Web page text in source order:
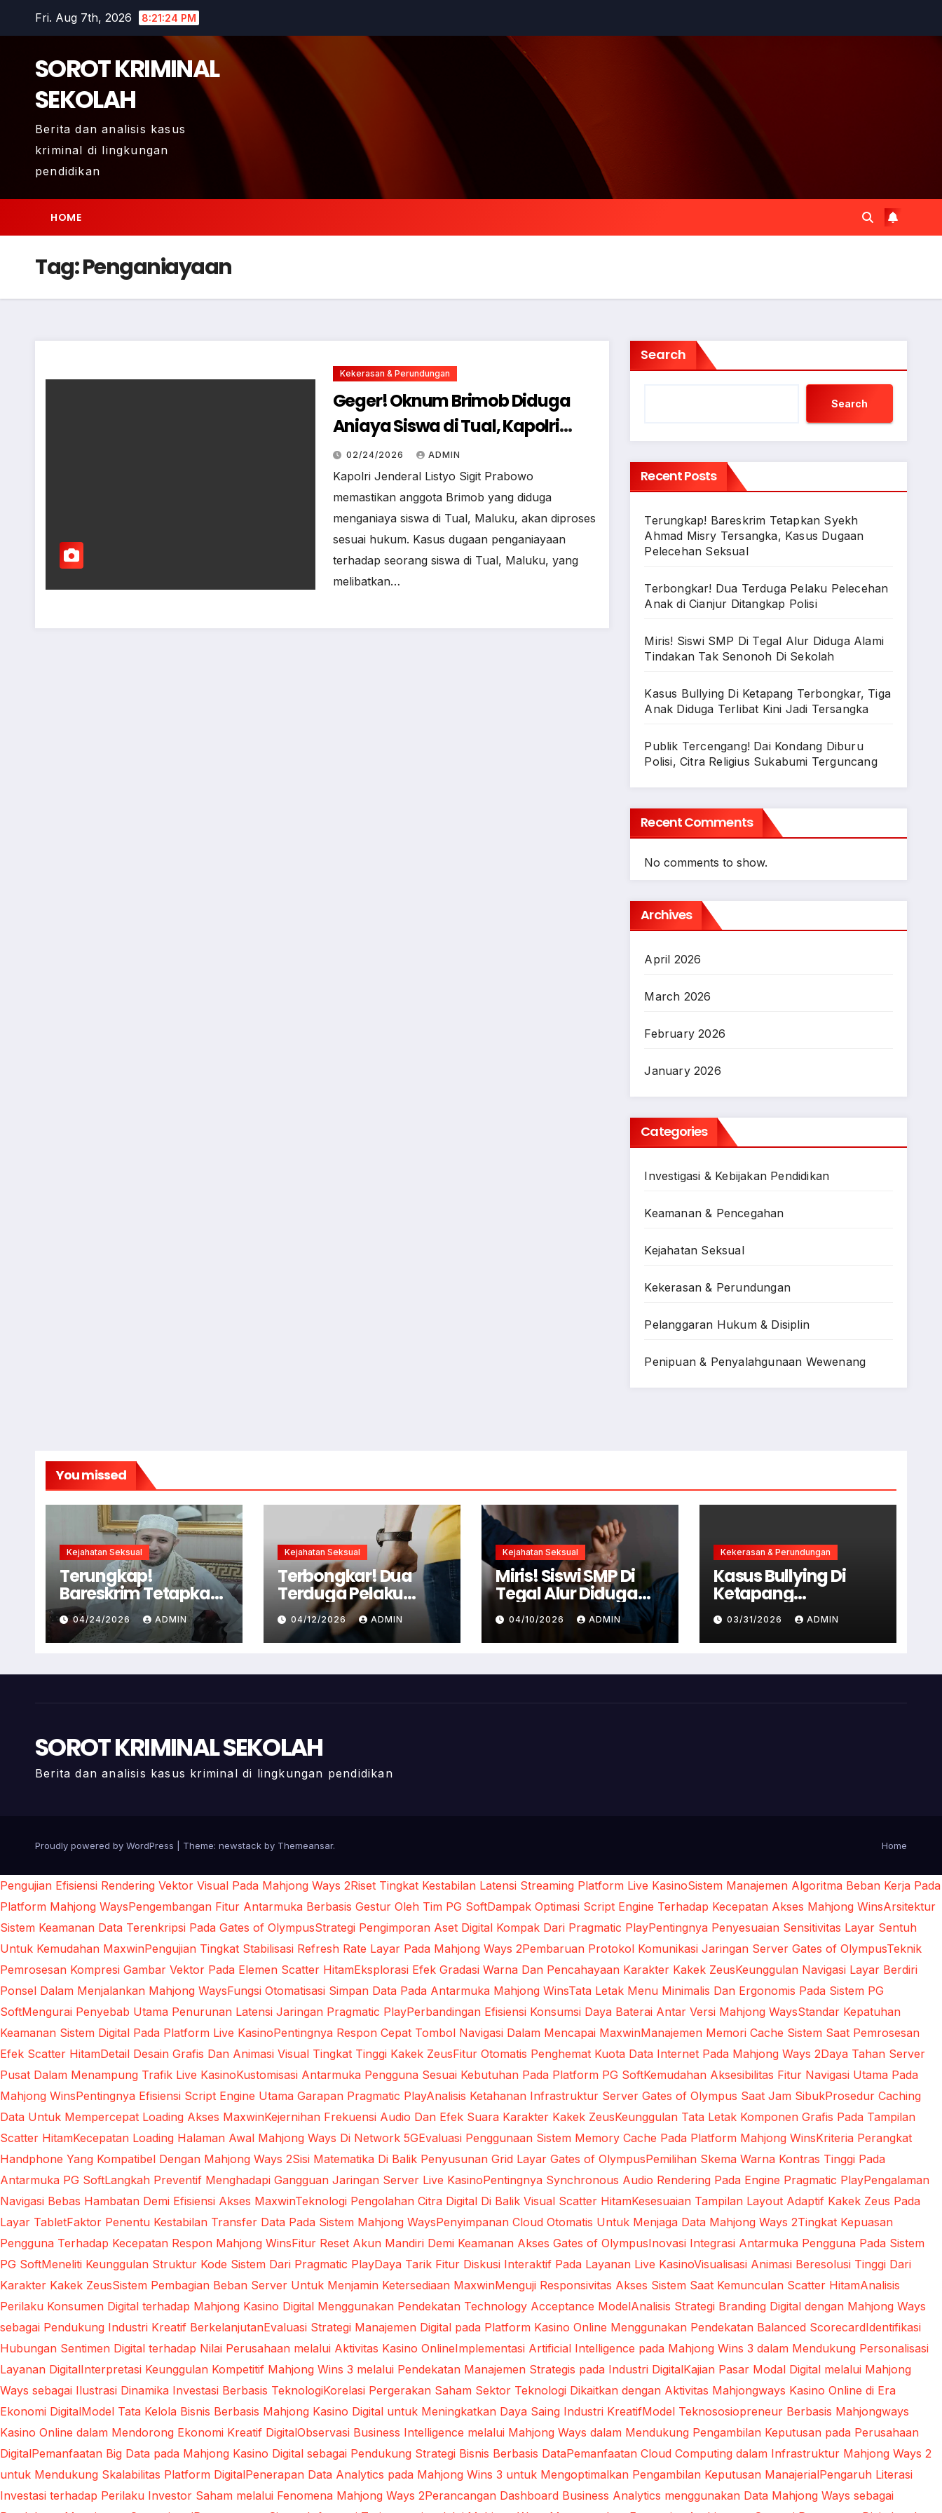
Fri. Aug 7th, 2026 8:21:25 PM
SOROT KRIMINAL
SEKOLAH
Berita dan analisis kasus
kriminal di lingkungan
pendidikan
HOME
Tag:Penganiayaan
Kekerasan & Perundungan
Geger! Oknum Brimob Diduga
Aniaya Siswa di Tual, Kapolri
Turun Tangan
02/24/2026 ADMIN
Kapolri Jenderal Listyo Sigit Prabowo
memastikan anggota Brimob yang diduga
menganiaya siswa di Tual, Maluku, akan diproses
sesuai hukum. Kasus dugaan penganiayaan
terhadap seorang siswa di Tual, Maluku, yang
melibatkan…
Search
Search
Recent Posts
Terungkap! Bareskrim Tetapkan Syekh
Ahmad Misry Tersangka, Kasus Dugaan
Pelecehan Seksual
Terbongkar! Dua Terduga Pelaku Pelecehan
Anak di Cianjur Ditangkap Polisi
Miris! Siswi SMP Di Tegal Alur Diduga Alami
Tindakan Tak Senonoh Di Sekolah
Kasus Bullying Di Ketapang Terbongkar, Tiga
Anak Diduga Terlibat Kini Jadi Tersangka
Publik Tercengang! Dai Kondang Diburu
Polisi, Citra Religius Sukabumi Terguncang
Recent Comments
No comments to show.
Archives
April 2026
March 2026
February 2026
January 2026
Categories
Investigasi & Kebijakan Pendidikan
Keamanan & Pencegahan
Kejahatan Seksual
Kekerasan & Perundungan
Pelanggaran Hukum & Disiplin
Penipuan & Penyalahgunaan Wewenang
You missed
Kejahatan Seksual
Terungkap!
Bareskrim Tetapkan
Syekh Ahmad Misry
Tersangka, Kasus
Dugaan Pelecehan
04/24/2026 ADMIN
Kejahatan Seksual
Terbongkar! Dua
Terduga Pelaku
Pelecehan Anak di
Cianjur Ditangkap
Polisi
04/12/2026 ADMIN
Kejahatan Seksual
Miris! Siswi SMP Di
Tegal Alur Diduga
Alami Tindakan Tak
Senonoh Di Sekolah
04/10/2026 ADMIN
Kekerasan & Perundungan
Kasus Bullying Di
Ketapang
Terbongkar, Tiga
Anak Diduga Terlibat
Kini Jadi Tersangka
03/31/2026 ADMIN
SOROT KRIMINAL SEKOLAH
Berita dan analisis kasus kriminal di lingkungan pendidikan
Proudly powered by WordPress Theme: newstack by Themeansar. Home
Pengujian Efisiensi Rendering Vektor Visual Pada Mahjong Ways 2Riset Tingkat Kestabilan Latensi Streaming Platform Live KasinoSistem Manajemen Algoritma Beban Kerja Pada
Platform Mahjong WaysPengembangan Fitur Antarmuka Berbasis Gestur Oleh Tim PG SoftDampak Optimasi Script Engine Terhadap Kecepatan Akses Mahjong WinsArsitektur
Sistem Keamanan Data Terenkripsi Pada Gates of OlympusStrategi Pengimporan Aset Digital Kompak Dari Pragmatic PlayPentingnya Penyesuaian Sensitivitas Layar Sentuh
Untuk Kemudahan MaxwinPengujian Tingkat Stabilisasi Refresh Rate Layar Pada Mahjong Ways 2Pembaruan Protokol Komunikasi Jaringan Server Gates of OlympusTeknik
Pemrosesan Kompresi Gambar Vektor Pada Elemen Scatter HitamEksplorasi Efek Gradasi Warna Dan Pencahayaan Karakter Kakek ZeusKeunggulan Navigasi Layar Berdiri
Ponsel Dalam Menjalankan Mahjong WaysFungsi Otomatisasi Simpan Data Pada Antarmuka Mahjong WinsTata Letak Menu Minimalis Dan Ergonomis Pada Sistem PG
SoftMengurai Penyebab Utama Penurunan Latensi Jaringan Pragmatic PlayPerbandingan Efisiensi Konsumsi Daya Baterai Antar Versi Mahjong WaysStandar Kepatuhan
Keamanan Sistem Digital Pada Platform Live KasinoPentingnya Respon Cepat Tombol Navigasi Dalam Mencapai MaxwinManajemen Memori Cache Sistem Saat Pemrosesan
Efek Scatter HitamDetail Desain Grafis Dan Animasi Visual Tingkat Tinggi Kakek ZeusFitur Otomatis Penghemat Kuota Data Internet Pada Mahjong Ways 2Daya Tahan Server
Pusat Dalam Menampung Trafik Live KasinoKustomisasi Antarmuka Pengguna Sesuai Kebutuhan Pada Platform PG SoftKemudahan Aksesibilitas Fitur Navigasi Utama Pada
Mahjong WinsPentingnya Efisiensi Script Engine Utama Garapan Pragmatic PlayAnalisis Ketahanan Infrastruktur Server Gates of Olympus Saat Jam SibukProsedur Caching
Data Untuk Mempercepat Loading Akses MaxwinKejernihan Frekuensi Audio Dan Efek Suara Karakter Kakek ZeusKeunggulan Tata Letak Komponen Grafis Pada Tampilan
Scatter HitamKecepatan Loading Halaman Awal Mahjong Ways Di Network 5GEvaluasi Penggunaan Sistem Memory Cache Pada Platform Mahjong WinsKriteria Perangkat
Handphone Yang Kompatibel Dengan Mahjong Ways 2Sisi Matematika Di Balik Penyusunan Grid Layar Gates of OlympusPemilihan Skema Warna Kontras Tinggi Pada
Antarmuka PG SoftLangkah Preventif Menghadapi Gangguan Jaringan Server Live KasinoPentingnya Synchronous Audio Rendering Pada Engine Pragmatic PlayPengalaman
Navigasi Bebas Hambatan Demi Efisiensi Akses MaxwinTeknologi Pengolahan Citra Digital Di Balik Visual Scatter HitamKesesuaian Tampilan Layout Adaptif Kakek Zeus Pada
Layar TabletFaktor Penentu Kestabilan Transfer Data Pada Sistem Mahjong WaysPenyimpanan Cloud Otomatis Untuk Menjaga Data Mahjong Ways 2Tingkat Kepuasan
Pengguna Terhadap Kecepatan Respon Mahjong WinsFitur Reset Akun Mandiri Demi Keamanan Akses Gates of OlympusInovasi Integrasi Antarmuka Pengguna Pada Sistem
PG SoftMeneliti Keunggulan Struktur Kode Sistem Dari Pragmatic PlayDaya Tarik Fitur Diskusi Interaktif Pada Layanan Live KasinoVisualisasi Animasi Beresolusi Tinggi Dari
Karakter Kakek ZeusSistem Pembagian Beban Server Untuk Menjamin Ketersediaan MaxwinMenguji Responsivitas Akses Sistem Saat Kemunculan Scatter HitamAnalisis
Perilaku Konsumen Digital terhadap Mahjong Kasino Digital Menggunakan Pendekatan Technology Acceptance ModelAnalisis Strategi Branding Digital dengan Mahjong Ways
sebagai Pendukung Industri Kreatif BerkelanjutanEvaluasi Strategi Manajemen Digital pada Platform Kasino Online Menggunakan Pendekatan Balanced ScorecardIdentifikasi
Hubungan Sentimen Digital terhadap Nilai Perusahaan melalui Aktivitas Kasino OnlineImplementasi Artificial Intelligence pada Mahjong Wins 3 dalam Mendukung Personalisasi
Layanan DigitalInterpretasi Keunggulan Kompetitif Mahjong Wins 3 melalui Pendekatan Manajemen Strategis pada Industri DigitalKajian Pasar Modal Digital melalui Mahjong
Ways sebagai Ilustrasi Dinamika Investasi Berbasis TeknologiKorelasi Pergerakan Saham Sektor Teknologi Dikaitkan dengan Aktivitas Mahjongways Kasino Online di Era
Ekonomi DigitalModel Tata Kelola Bisnis Berbasis Mahjong Kasino Digital untuk Meningkatkan Daya Saing Industri KreatifModel Teknososiopreneur Berbasis Mahjongways
Kasino Online dalam Mendorong Ekonomi Kreatif DigitalObservasi Business Intelligence melalui Mahjong Ways dalam Mendukung Pengambilan Keputusan pada Perusahaan
DigitalPemanfaatan Big Data pada Mahjong Kasino Digital sebagai Pendukung Strategi Bisnis Berbasis DataPemanfaatan Cloud Computing dalam Infrastruktur Mahjong Ways 2
untuk Mendukung Skalabilitas Platform DigitalPenerapan Data Analytics pada Mahjong Wins 3 untuk Mengoptimalkan Pengambilan Keputusan ManajerialPengaruh Literasi
Investasi terhadap Perilaku Investor Saham melalui Fenomena Mahjong Ways 2Perancangan Dashboard Business Analytics menggunakan Data Mahjong Ways sebagai